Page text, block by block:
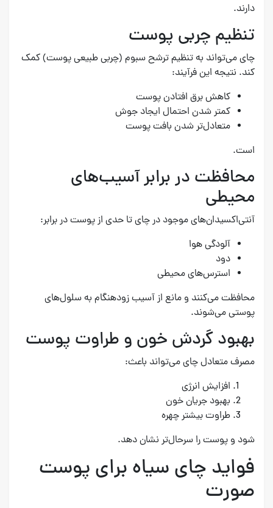
دارند.
تنظیم چربی پوست
چای می‌تواند به تنظیم ترشح سبوم (چربی طبیعی پوست) کمک
کند. نتیجه این فرآیند:
کاهش برق افتادن پوست
کمتر شدن احتمال ایجاد جوش
متعادل‌تر شدن بافت پوست
است.
محافظت در برابر آسیب‌های
محیطی
آنتی‌اکسیدان‌های موجود در چای تا حدی از پوست در برابر:
آلودگی هوا
دود
استرس‌های محیطی
محافظت می‌کنند و مانع از آسیب زودهنگام به سلول‌های
پوستی می‌شوند.
بهبود گردش خون و طراوت پوست
مصرف متعادل چای می‌تواند باعث:
افزایش انرژی
بهبود جریان خون
طراوت بیشتر چهره
شود و پوست را سرحال‌تر نشان دهد.
فواید چای سیاه برای پوست
صورت